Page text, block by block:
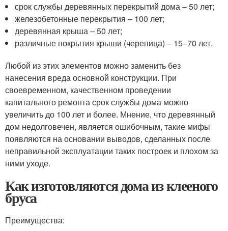
срок службы деревянных перекрытий дома – 50 лет;
железобетонные перекрытия – 100 лет;
деревянная крыша – 50 лет;
различные покрытия крыши (черепица) – 15–70 лет.
Любой из этих элементов можно заменить без
нанесения вреда основной конструкции. При
своевременном, качественном проведении
капитального ремонта срок службы дома можно
увеличить до 100 лет и более. Мнение, что деревянный
дом недолговечен, является ошибочным, такие мифы
появляются на основании выводов, сделанных после
неправильной эксплуатации таких построек и плохом за
ними уходе.
Как изготовляются дома из клееного
бруса
Преимущества: